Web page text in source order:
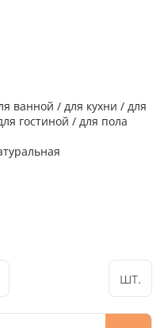
ванной / для кухни / для
гостиной / для пола
шт.